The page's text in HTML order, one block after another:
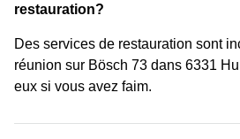
restauration?
Des services de restauration sont
réunion sur Bösch 73 dans 6331
eux si vous avez faim.